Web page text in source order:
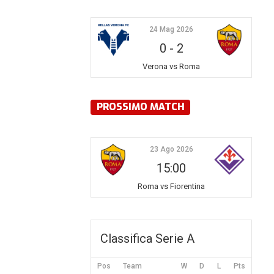
24 Mag 2026
0 - 2
Verona vs Roma
PROSSIMO MATCH
23 Ago 2026
15:00
Roma vs Fiorentina
Classifica Serie A
Pos Team W D L Pts